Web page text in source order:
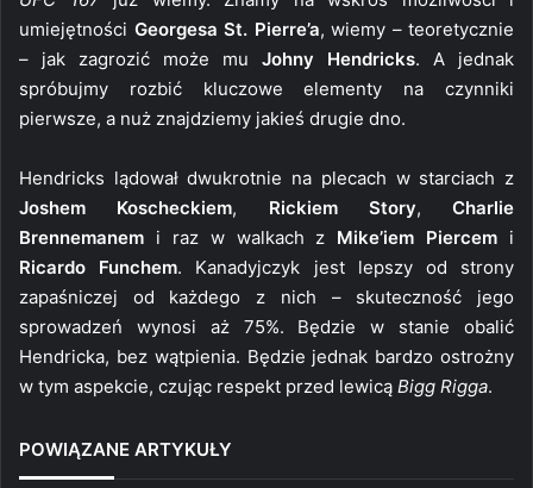
umiejętności Georgesa St. Pierre’a, wiemy – teoretycznie
– jak zagrozić może mu Johny Hendricks. A jednak
spróbujmy rozbić kluczowe elementy na czynniki
pierwsze, a nuż znajdziemy jakieś drugie dno.
Hendricks lądował dwukrotnie na plecach w starciach z
Joshem Koscheckiem, Rickiem Story, Charlie
Brennemanem i raz w walkach z Mike’iem Piercem i
Ricardo Funchem. Kanadyjczyk jest lepszy od strony
zapaśniczej od każdego z nich – skuteczność jego
sprowadzeń wynosi aż 75%. Będzie w stanie obalić
Hendricka, bez wątpienia. Będzie jednak bardzo ostrożny
w tym aspekcie, czując respekt przed lewicą Bigg Rigga.
POWIĄZANE ARTYKUŁY